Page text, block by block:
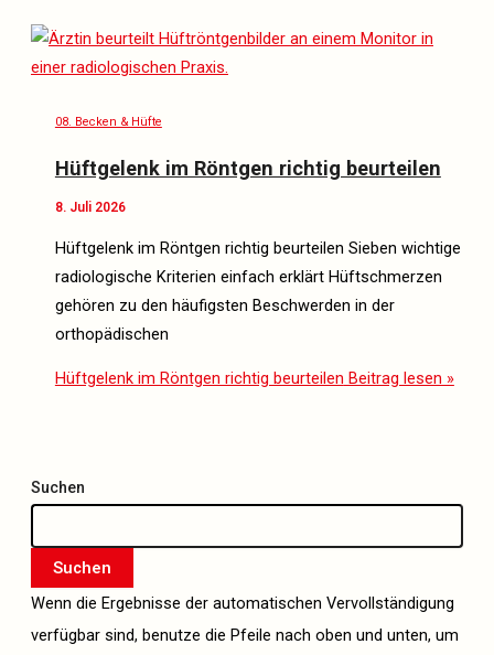
08. Becken & Hüfte
Hüftgelenk im Röntgen richtig beurteilen
8. Juli 2026
Hüftgelenk im Röntgen richtig beurteilen Sieben wichtige
radiologische Kriterien einfach erklärt Hüftschmerzen
gehören zu den häufigsten Beschwerden in der
orthopädischen
Hüftgelenk im Röntgen richtig beurteilen Beitrag lesen »
Suchen
Suchen
Wenn die Ergebnisse der automatischen Vervollständigung
verfügbar sind, benutze die Pfeile nach oben und unten, um